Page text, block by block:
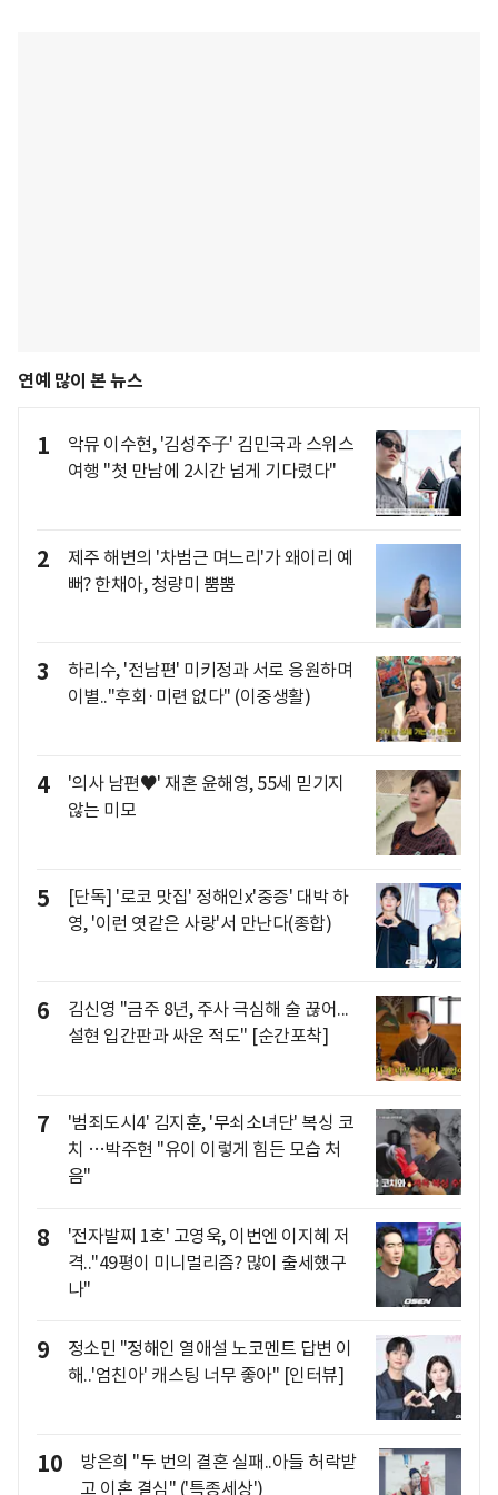
연예 많이 본 뉴스
1
악뮤 이수현, '김성주子' 김민국과 스위스
여행 "첫 만남에 2시간 넘게 기다렸다"
2
제주 해변의 '차범근 며느리'가 왜이리 예
뻐? 한채아, 청량미 뿜뿜
3
하리수, '전남편' 미키정과 서로 응원하며
이별.."후회·미련 없다" (이중생활)
4
'의사 남편♥' 재혼 윤해영, 55세 믿기지
않는 미모
5
[단독] '로코 맛집' 정해인x'중증' 대박 하
영, '이런 엿같은 사랑'서 만난다(종합)
6
김신영 "금주 8년, 주사 극심해 술 끊어...
설현 입간판과 싸운 적도" [순간포착]
7
'범죄도시4' 김지훈, '무쇠소녀단' 복싱 코
치 …박주현 "유이 이렇게 힘든 모습 처
음"
8
'전자발찌 1호' 고영욱, 이번엔 이지혜 저
격.."49평이 미니멀리즘? 많이 출세했구
나"
9
정소민 "정해인 열애설 노코멘트 답변 이
해..'엄친아' 캐스팅 너무 좋아" [인터뷰]
10
방은희 "두 번의 결혼 실패..아들 허락받
고 이혼 결심" ('특종세상')